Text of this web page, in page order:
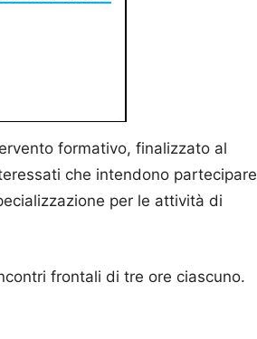
formativo, finalizzato al
che intendono partecipare
per le attività di
frontali di tre ore ciascuno.